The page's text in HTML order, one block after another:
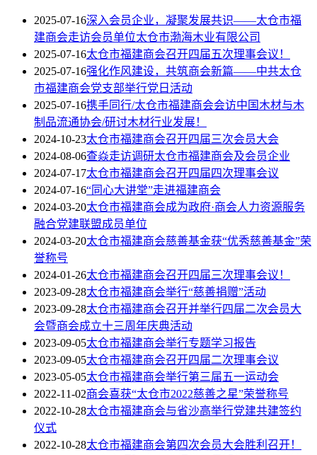
2025-07-16深入会员企业，凝聚发展共识——太仓市福
建商会走访会员单位太仓市渤海木业有限公司
2025-07-16太仓市福建商会召开四届五次理事会议！
2025-07-16强化作风建设，共筑商会新篇——中共太仓
市福建商会党支部举行党日活动
2025-07-16携手同行/太仓市福建商会会访中国木材与木
制品流通协会/研讨木材行业发展！
2024-10-23太仓市福建商会召开四届三次会员大会
2024-08-06查焱走访调研太仓市福建商会及会员企业
2024-07-17太仓市福建商会召开四届四次理事会议
2024-07-16“同心大讲堂”走进福建商会
2024-03-20太仓市福建商会成为政府·商会人力资源服务
融合党建联盟成员单位
2024-03-20太仓市福建商会慈善基金获“优秀慈善基金”荣
誉称号
2024-01-26太仓市福建商会召开四届三次理事会议！
2023-09-28太仓市福建商会举行“慈善捐赠”活动
2023-09-28太仓市福建商会召开并举行四届二次会员大
会暨商会成立十三周年庆典活动
2023-09-05太仓市福建商会举行专题学习报告
2023-09-05太仓市福建商会召开四届二次理事会议
2023-05-05太仓市福建商会举行第三届五一运动会
2022-11-02商会喜获“太仓市2022慈善之星”荣誉称号
2022-10-28太仓市福建商会与省沙高举行党建共建签约
仪式
2022-10-28太仓市福建商会第四次会员大会胜利召开！